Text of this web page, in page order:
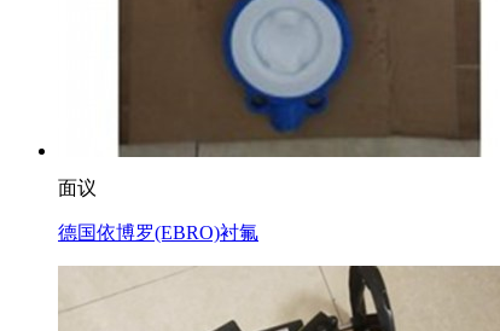
面议
德国依博罗(EBRO)衬氟